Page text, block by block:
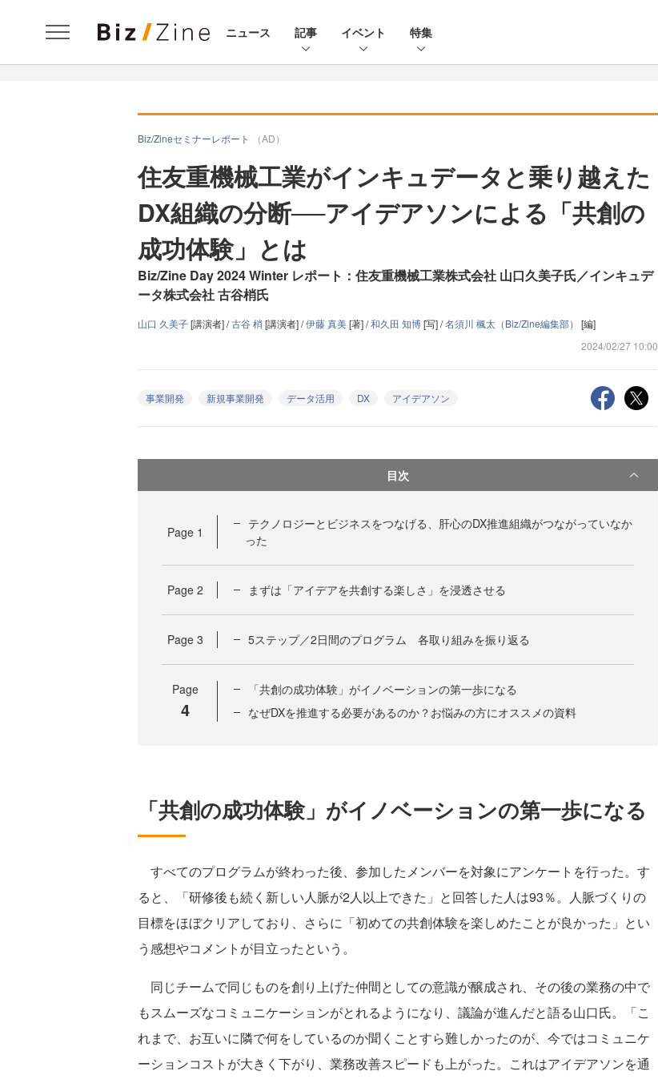
ニュース 記事 イベント 特集
Biz/Zineセミナーレポート （AD）
住友重機械工業がインキュデータと乗り越えた
DX組織の分断──アイデアソンによる「共創の
成功体験」とは
Biz/Zine Day 2024 Winter レポート：住友重機械工業株式会社 山口久美子氏／インキュデ
ータ株式会社 古谷梢氏
山口 久美子[講演者] /古谷 梢[講演者] /伊藤 真美[著] /和久田 知博[写] /名須川 楓太（Biz/Zine編集部） [編]
2024/02/27 10:00
事業開発 新規事業開発 データ活用 DX アイデアソン
目次
Page 1
テクノロジーとビジネスをつなげる、肝心のDX推進組織がつながっていなか
った
Page 2 まずは「アイデアを共創する楽しさ」を浸透させる
Page 3 5ステップ／2日間のプログラム 各取り組みを振り返る
Page
4
「共創の成功体験」がイノベーションの第一歩になる
なぜDXを推進する必要があるのか？お悩みの方にオススメの資料
「共創の成功体験」がイノベーションの第一歩になる
すべてのプログラムが終わった後、参加したメンバーを対象にアンケートを行った。す
ると、「研修後も続く新しい人脈が2人以上できた」と回答した人は93％。人脈づくりの
目標をほぼクリアしており、さらに「初めての共創体験を楽しめたことが良かった」とい
う感想やコメントが目立ったという。
同じチームで同じものを創り上げた仲間としての意識が醸成され、その後の業務の中で
もスムーズなコミュニケーションがとれるようになり、議論が進んだと語る山口氏。「こ
れまで、お互いに隣で何をしているのか聞くことすら難しかったのが、今ではコミュニケ
ーションコストが大きく下がり、業務改善スピードも上がった。これはアイデアソンを通